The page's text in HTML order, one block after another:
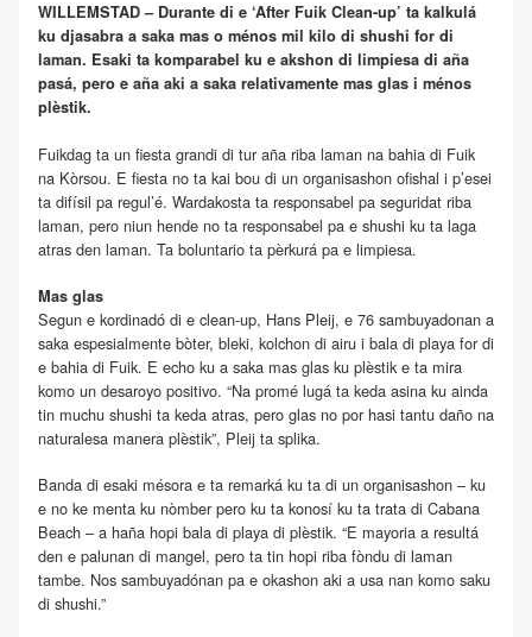
WILLEMSTAD – Durante di e ‘After Fuik Clean-up’ ta kalkulá
ku djasabra a saka mas o ménos mil kilo di shushi for di
laman. Esaki ta komparabel ku e akshon di limpiesa di aña
pasá, pero e aña aki a saka relativamente mas glas i ménos
plèstik.
Fuikdag ta un fiesta grandi di tur aña riba laman na bahia di Fuik
na Kòrsou. E fiesta no ta kai bou di un organisashon ofishal i p’esei
ta difísil pa regul’é. Wardakosta ta responsabel pa seguridat riba
laman, pero niun hende no ta responsabel pa e shushi ku ta laga
atras den laman. Ta boluntario ta pèrkurá pa e limpiesa.
Mas glas
Segun e kordinadó di e clean-up, Hans Pleij, e 76 sambuyadonan a
saka espesialmente bòter, bleki, kolchon di airu i bala di playa for di
e bahia di Fuik. E echo ku a saka mas glas ku plèstik e ta mira
komo un desaroyo positivo. “Na promé lugá ta keda asina ku ainda
tin muchu shushi ta keda atras, pero glas no por hasi tantu daño na
naturalesa manera plèstik”, Pleij ta splika.
Banda di esaki mésora e ta remarká ku ta di un organisashon – ku
e no ke menta ku nòmber pero ku ta konosí ku ta trata di Cabana
Beach – a haña hopi bala di playa di plèstik. “E mayoria a resultá
den e palunan di mangel, pero ta tin hopi riba fòndu di laman
tambe. Nos sambuyadónan pa e okashon aki a usa nan komo saku
di shushi.”